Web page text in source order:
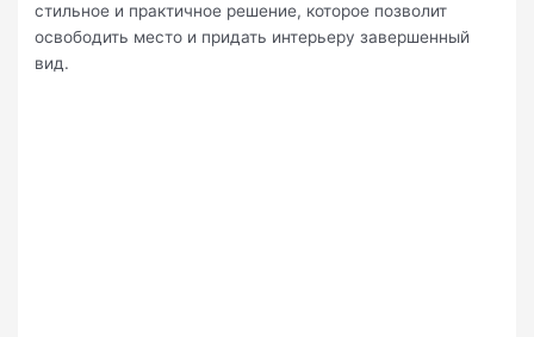
стильное и практичное решение, которое позволит
освободить место и придать интерьеру завершенный
вид.